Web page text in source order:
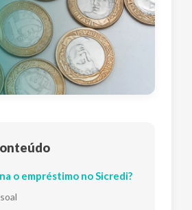
o empréstimo no Sicredi?